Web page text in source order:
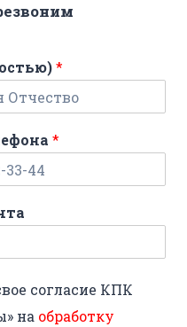
*
*
согласие КПК
на обработку